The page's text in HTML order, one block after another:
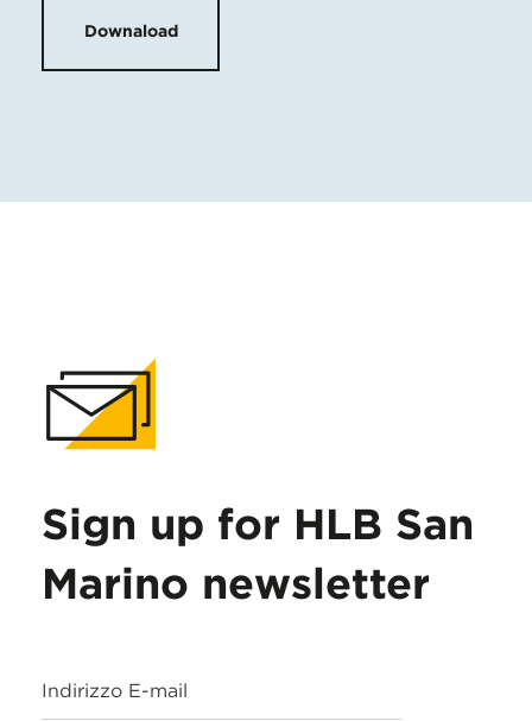
Downaload
Sign up for HLB San
Marino newsletter
Indirizzo E-mail